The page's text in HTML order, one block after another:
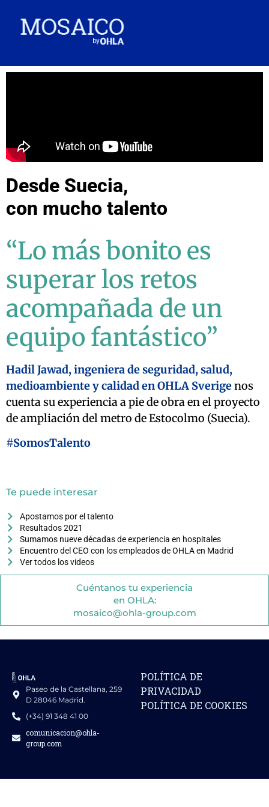
Desde Suecia,
con mucho talento
“Lo más bonito es
superar los retos
acompañada de un
equipo fantástico”
Hadil Jawad, ingeniera de seguridad, salud,
medioambiente y calidad en OHLA Sverigenos
cuenta su experiencia a pie de obra en el proyecto
de ampliación del metro de Estocolmo (Suecia).
#SomosTalento
Te puede interesar
Apostamos por el talento
Resultados 2021
Sumamos nueve décadas de experiencia en hospitales
Encuentro del CEO con los empleados de OHLA en Madrid
Ver todos los videos
Cuéntanos tu experiencia
en OHLA:
mosaico@ohla-group.com
Paseo de la Castellana, 259
D 28046 Madrid.
(+34) 91 348 41 00
comunicacion@ohla-
group.com
POLÍTICA DE
PRIVACIDAD
POLÍTICA DE COOKIES